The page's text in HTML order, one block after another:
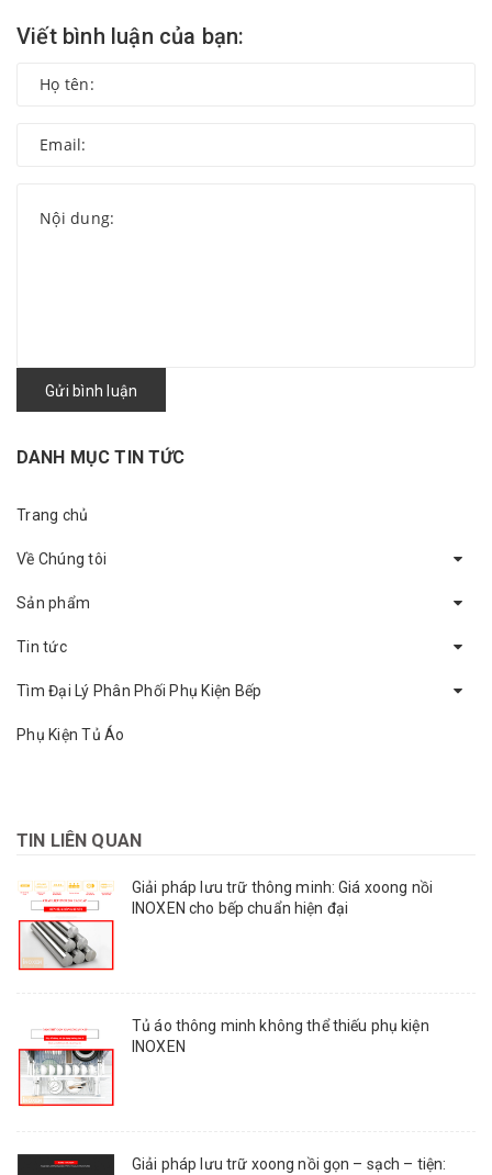
Viết bình luận của bạn:
Gửi bình luận
DANH MỤC TIN TỨC
Trang chủ
Về Chúng tôi
Sản phẩm
Tin tức
Tìm Đại Lý Phân Phối Phụ Kiện Bếp
Phụ Kiện Tủ Áo
TIN LIÊN QUAN
Giải pháp lưu trữ thông minh: Giá xoong nồi
INOXEN cho bếp chuẩn hiện đại
Tủ áo thông minh không thể thiếu phụ kiện
INOXEN
Giải pháp lưu trữ xoong nồi gọn – sạch – tiện: